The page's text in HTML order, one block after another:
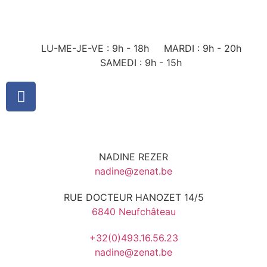
LU-ME-JE-VE : 9h - 18h
MARDI : 9h - 20h
SAMEDI : 9h - 15h
NADINE REZER
nadine@zenat.be
RUE DOCTEUR HANOZET 14/5
6840 Neufchâteau
+32(0)493.16.56.23
nadine@zenat.be